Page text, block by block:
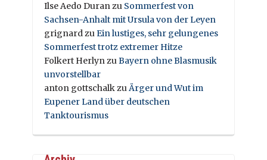
Ilse Aedo Duranzu Sommerfest von
Sachsen-Anhalt mit Ursula von der Leyen
grignardzuEin lustiges, sehr gelungenes
Sommerfest trotz extremer Hitze
Folkert HerlynzuBayern ohne Blasmusik
unvorstellbar
anton gottschalkzuÄrger und Wut im
Eupener Land über deutschen
Tanktourismus